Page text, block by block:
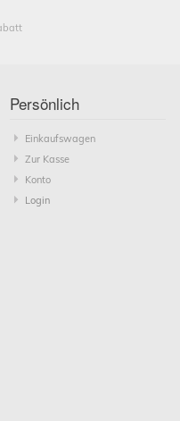
Persönlich
Einkaufswagen
Zur Kasse
Konto
Login